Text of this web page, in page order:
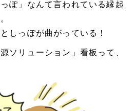
ぽ」なんて言われている縁起
しっぽが曲がっている！
ソリューション」看板って、